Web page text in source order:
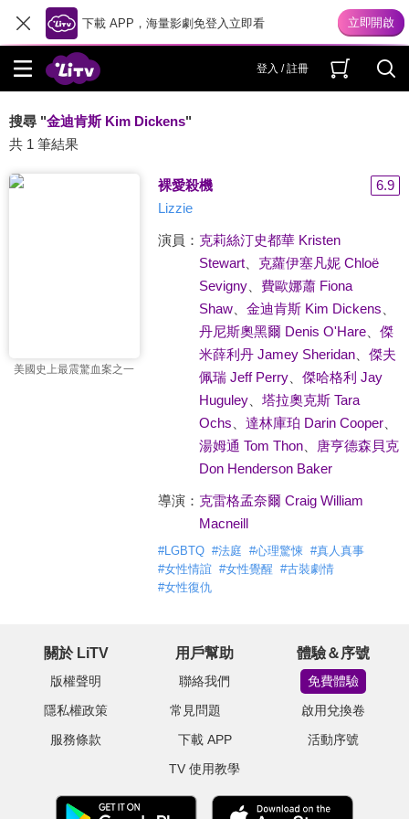
下載 APP，海量影劇免登入立即看
登入 / 註冊
搜尋 "金迪肯斯 Kim Dickens"
共 1 筆結果
美國史上最震驚血案之一
裸愛殺機
6.9
Lizzie
演員： 克莉絲汀史都華 Kristen
Stewart、 克蘿伊塞凡妮 Chloë
Sevigny、 費歐娜蕭 Fiona
Shaw、 金迪肯斯 Kim Dickens
丹尼斯奧黑爾 Denis O'Hare、 傑
米薛利丹 Jamey Sheridan、 傑夫
佩瑞 Jeff Perry、 傑哈格利 Jay
Huguley、 塔拉奧克斯 Tara
Ochs
達林庫珀 Darin Cooper、
湯姆通 Tom Thon、
唐亨德森貝克
Don Henderson Baker
導演： 克雷格孟奈爾 Craig William
Macneill
#LGBTQ #法庭 #心理驚悚 #真人真事
#女性情誼 #女性覺醒 #古裝劇情
#女性復仇
關於 LiTV
版權聲明
隱私權政策
服務條款
用戶幫助
聯絡我們
常見問題
下載 APP
TV 使用教學
體驗＆序號
免費體驗
啟用兌換卷
活動序號